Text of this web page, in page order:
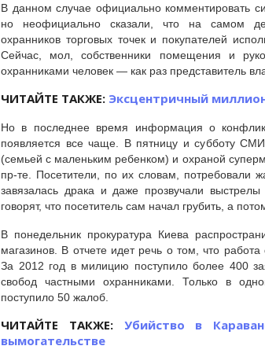
В данном случае официально комментировать
но неофициально сказали, что на самом
охранников торговых точек и покупателей
Сейчас, мол, собственники помещения и
охранниками человек — как раз представитель
ЧИТАЙТЕ ТАКЖЕ: Эксцентричный
Но в последнее время информация о
появляется все чаще. В пятницу и субботу
(семьей с маленьким ребенком) и охраной
пр-те. Посетители, по их словам, потребовали
завязалась драка и даже прозвучали
говорят, что посетитель сам начал грубить, а
В понедельник прокуратура Киева
магазинов. В отчете идет речь о том, что
За 2012 год в милицию поступило более 400
свобод частными охранниками. Только в
поступило 50 жалоб.
ЧИТАЙТЕ ТАКЖЕ: Убийство в
вымогательстве